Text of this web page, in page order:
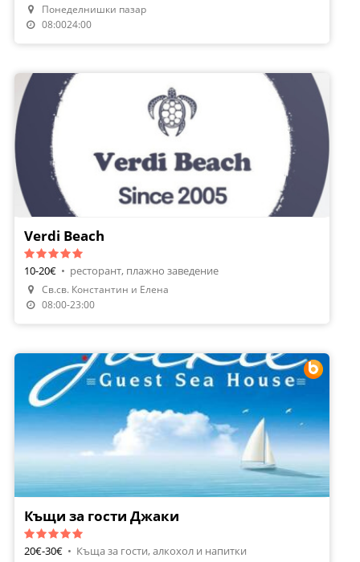
Понеделнишки пазар
08:0024:00
Verdi Beach
10-20€ • ресторант, плажно заведение
Св.св. Константин и Елена
08:00-23:00
Къщи за гости Джаки
20€-30€ • Къща за гости, алкохол и напитки